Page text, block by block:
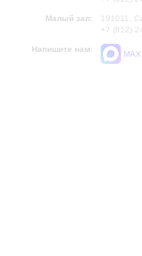
Малый зал:
191011,
+7 (812)
Напишите нам:
MAX